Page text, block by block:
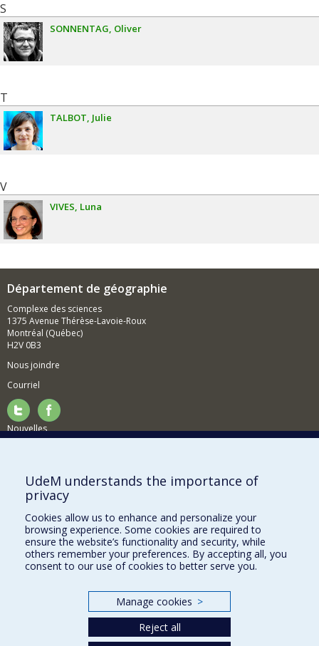
S
SONNENTAG Oliver
T
TALBOT Julie
V
VIVES Luna
Département de géographie
Complexe des sciences
1375 Avenue Thérèse-Lavoie-Roux
Montréal (Québec)
H2V 0B3
Nous joindre
Courriel
Nouvelles
Comment soutenir le Département?
BESOIN D'AIDE?
Plan du site
Signaler une erreur
Accessibilité
Nos départements et écoles
UdeM understands the importance of
privacy
Cookies allow us to enhance and personalize your
browsing experience. Some cookies are required to
ensure the website’s functionality and security, while
others remember your preferences. By accepting all, you
consent to our use of cookies to better serve you.
Manage cookies >
Reject all